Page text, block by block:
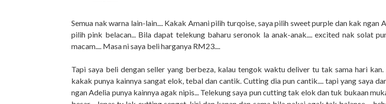
Semua nak warna lain-lain.... Kakak Amani pilih turqoise, saya pilih sweet purple dan kak ngan
pilih pink belacan... Bila dapat telekung baharu seronok la anak-anak.... excited nak solat
macam.... Masa ni saya beli harganya RM23....
Tapi saya beli dengan seller yang berbeza, kalau tengok waktu deliver tu tak sama hari kan.
kakak punya kainnya sangat elok, tebal dan cantik. Cutting dia pun cantik.... tapi yang saya
ngan Adelia punya kainnya agak nipis... Telekung saya pun cutting tak elok dan tuk bukaan